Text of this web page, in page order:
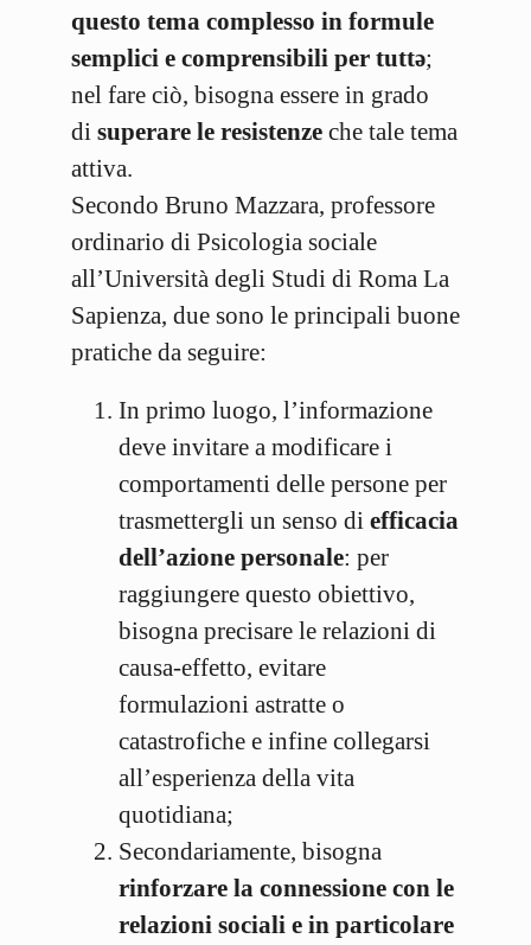
questo tema complesso in formule
semplici e comprensibili per tuttə;
nel fare ciò, bisogna essere in grado
di superare le resistenze che tale tema
attiva.
Secondo Bruno Mazzara, professore
ordinario di Psicologia sociale
all’Università degli Studi di Roma La
Sapienza, due sono le principali buone
pratiche da seguire:
In primo luogo, l’informazione
deve invitare a modificare i
comportamenti delle persone per
trasmettergli un senso di efficacia
dell’azione personale: per
raggiungere questo obiettivo,
bisogna precisare le relazioni di
causa-effetto, evitare
formulazioni astratte o
catastrofiche e infine collegarsi
all’esperienza della vita
quotidiana;
Secondariamente, bisogna
rinforzare la connessione con le
relazioni sociali e in particolare